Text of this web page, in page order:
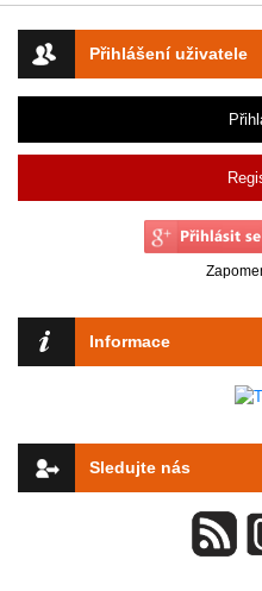
Přihlášení uživatele
Informace
Sledujte nás